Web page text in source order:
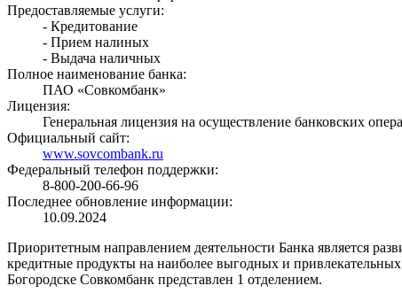
Предоставляемые услуги:
- Кредитование
- Прием налиных
- Выдача наличных
Полное наименование банка:
ПАО «Совкомбанк»
Лицензия:
Генеральная лицензия на осуществление банковских
Официальный сайт:
www.sovcombank.ru
Федеральный телефон поддержки:
8-800-200-66-96
Последнее обновление информации:
10.09.2024
Приоритетным направлением деятельности Банка является
кредитные продукты на наиболее выгодных и
Богородске Совкомбанк представлен 1 отделением.